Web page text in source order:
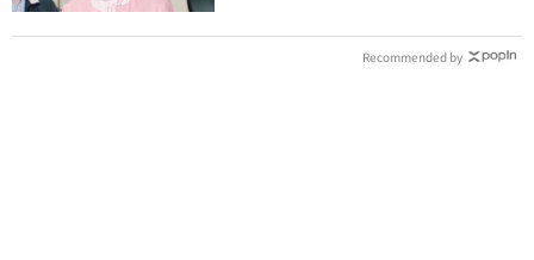
Recommended by